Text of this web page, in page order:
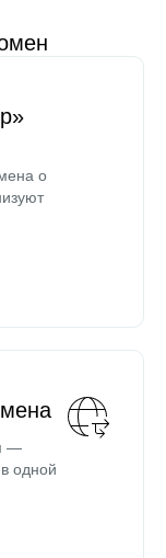
о
—
одной